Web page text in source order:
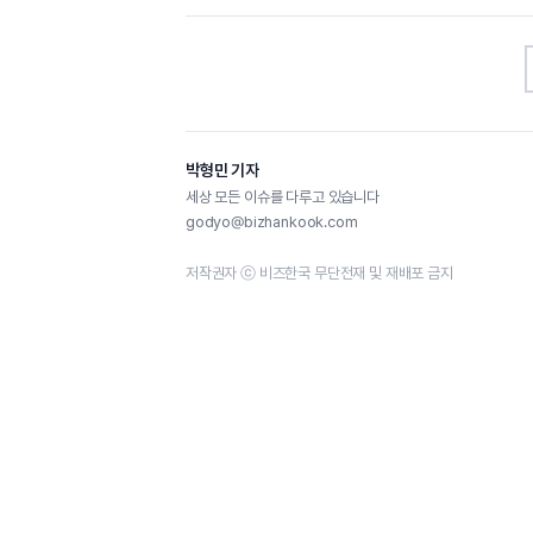
박형민 기자
세상 모든 이슈를 다루고 있습니다
godyo@bizhankook.com
저작권자 ⓒ 비즈한국 무단전재 및 재배포 금지